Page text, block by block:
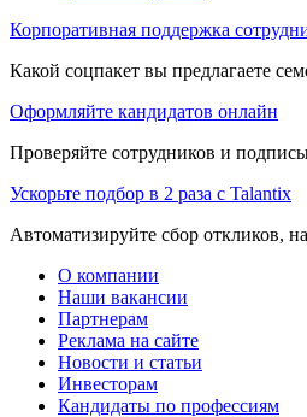
Корпоративная поддержка
Какой соцпакет вы предлагаете
Оформляйте кандидатов онлайн
Проверяйте сотрудников и
Ускорьте подбор в 2 раза с Talantix
Автоматизируйте сбор откликов,
О компании
Наши вакансии
Партнерам
Реклама на сайте
Новости и статьи
Инвесторам
Кандидаты по профессиям